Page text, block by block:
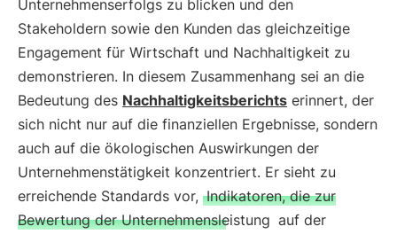
Unternehmenserfolgs zu blicken und den
Stakeholdern sowie den Kunden das gleichzeitige
Engagement für Wirtschaft und Nachhaltigkeit zu
demonstrieren. In diesem Zusammenhang sei an die
Bedeutung des Nachhaltigkeitsberichts erinnert, der
sich nicht nur auf die finanziellen Ergebnisse, sondern
auch auf die ökologischen Auswirkungen der
Unternehmenstätigkeit konzentriert. Er sieht zu
erreichende Standards vor, Indikatoren, die zur
Bewertung der Unternehmensleistung auf der